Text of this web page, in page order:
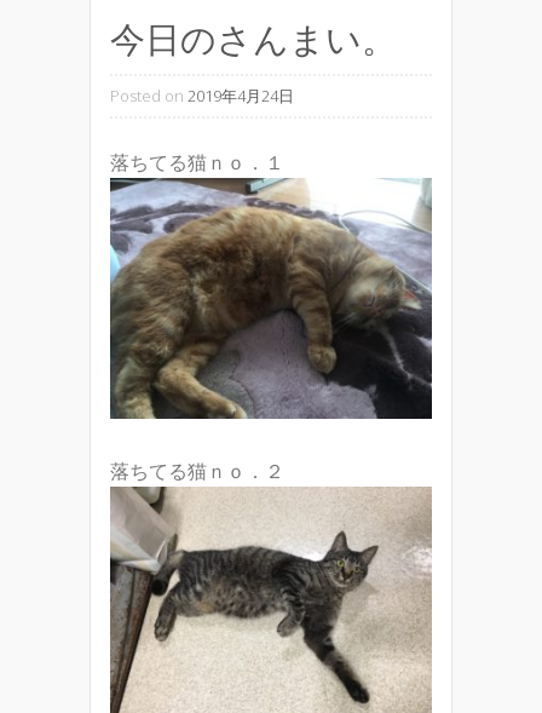
今日のさんまい。
Posted on 2019年4月24日
落ちてる猫ｎｏ．１
落ちてる猫ｎｏ．２